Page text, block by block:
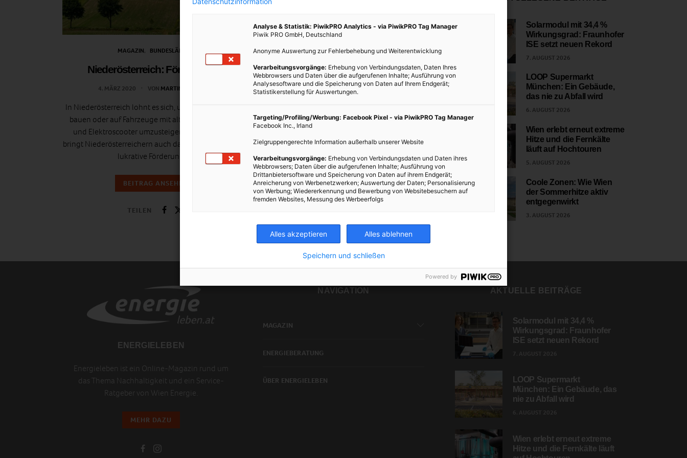
MAGAZIN BUNDESLÄNDER
Niederösterreich: Förderungen
4. MÄRZ 2020 VON MARTINA KROBATH
In Niederösterreich lohnt es sich, umweltschonend zu
bauen oder auf Fahrzeuge mit alternativem Antrieb
und Elektroscooter umzusteigen. Darüber hinaus
bringt Niederösterreichern auch das Pendeln mit „Öffis“
lukrative Förderungen.
BEITRAG ANSEHEN
TEILEN
MAGAZIN BUNDESLÄNDER
Oberösterreich: Förderungen auf einen
Blick
Nicht nur Energie wird in Oberösterreich bezuschusst–
auch in den Bereichen Bauen & Wohnen, Technologien
oder Sanieren erhalten Sie wertvolle Förderungen. Hier
gibt’s einen umfassenden Überblick! Energieförderung
wird in Oberösterreich…
BEITRAG ANSEHEN
TEILEN
Solarmodul mit 34,4 %
Wirkungsgrad: Fraunhofer
ISE setzt neuen Rekord
7. AUGUST 2026
LOOP Supermarkt
München: Ein Gebäude,
das nie zu Abfall wird
6. AUGUST 2026
Wien erlebt erneut extreme
Hitze und die Fernkälte
läuft auf Hochtouren
5. AUGUST 2026
Coole Zonen: Wie Wien
der Sommerhitze aktiv
entgegenwirkt
3. AUGUST 2026
ENERGIELEBEN
Energieleben ist ein Online-Magazin rund um
das Thema Nachhaltigkeit und ein Service-
Ratgeber von Wien Energie.
MEHR DAZU
NAVIGATION
MAGAZIN
ENERGIEBERATUNG
ÜBER ENERGIELEBEN
AKTUELLE BEITRÄGE
Solarmodul mit 34,4 %
Wirkungsgrad: Fraunhofer
ISE setzt neuen Rekord
LOOP Supermarkt
München: Ein Gebäude, das
nie zu Abfall wird
Wien erlebt erneut extreme
Hitze und die Fernkälte läuft
Analyse & Statistik: PiwikPRO Analytics - via PiwikPRO Tag Manager
Piwik PRO GmbH, Deutschland
Anonyme Auswertung zur Fehlerbehebung und Weiterentwicklung
Verarbeitungsvorgänge: Erhebung von Verbindungsdaten, Daten Ihres
Webbrowsers und Daten über die aufgerufenen Inhalte; Ausführung von
Analysesoftware und die Speicherung von Daten auf Ihrem Endgerät;
Statistikerstellung für Auswertungen.
Targeting/Profiling/Werbung: Facebook Pixel - via PiwikPRO Tag Manager
Facebook Inc., Irland
Zielgruppengerechte Information außerhalb unserer Website
Verarbeitungsvorgänge: Erhebung von Verbindungsdaten und Daten ihres
Webbrowsers; Daten über die aufgerufenen Inhalte; Ausführung von
Drittanbietersoftware und Speicherung von Daten auf ihrem Endgerät;
Anreicherung von Werbenetzwerken; Auswertung der Daten; Personalisierung
von Werbung; Wiedererkennung und Bewerbung von Websitebesuchern auf
fremden Websites, Messung des Werbeerfolgs
Alles akzeptieren Alles ablehnen
Speichern und schließen
Powered by